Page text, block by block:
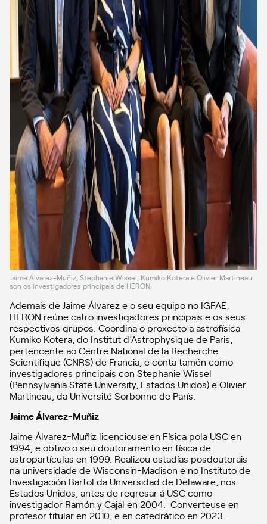
Jaime Álvarez-Muñiz, Stephanie Wissel, Kumiko Kotera e Olivier Martineau
son os investigadores principais de HERON.
Ademais de Jaime Álvarez e o seu equipo no IGFAE,
HERON reúne catro investigadores principais e os seus
respectivos grupos. Coordina o proxecto a astrofísica
Kumiko Kotera, do Institut d’Astrophysique de Paris,
pertencente ao Centre National de la Recherche
Scientifique (CNRS) de Francia, e conta tamén como
investigadores principais con Stephanie Wissel
(Pennsylvania State University, Estados Unidos) e Olivier
Martineau, da Université Sorbonne de París.
Jaime Álvarez-Muñiz
Jaime Álvarez-Muñiz licenciouse en Física pola USC en
1994, e obtivo o seu doutoramento en física de
astropartículas en 1999. Realizou estadías posdoutorais
na universidade de Wisconsin-Madison e no Instituto de
Investigación Bartol da Universidad de Delaware, nos
Estados Unidos, antes de regresar á USC como
investigador Ramón y Cajal en 2004. Converteuse en
profesor titular en 2010, e en catedrático en 2023.